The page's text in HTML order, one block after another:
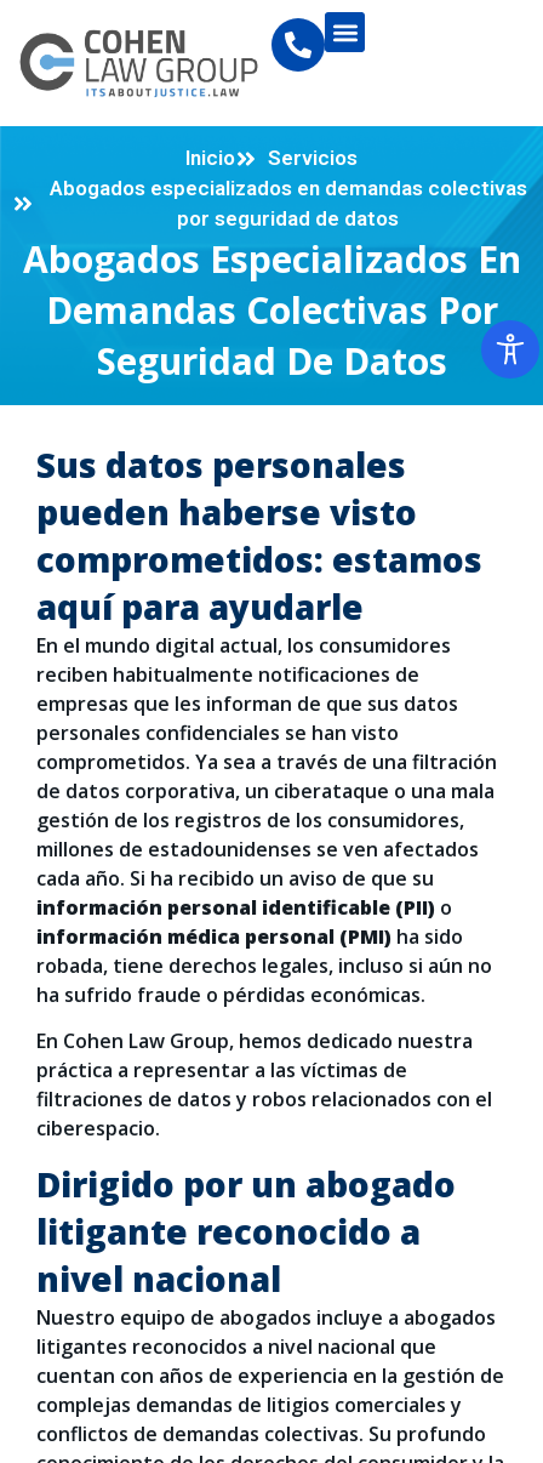
Inicio
Servicios
Abogados especializados en demandas colectivas
por seguridad de datos
Abogados Especializados En
Demandas Colectivas Por
Seguridad De Datos
Sus datos personales
pueden haberse visto
comprometidos: estamos
aquí para ayudarle
En el mundo digital actual, los consumidores
reciben habitualmente notificaciones de
empresas que les informan de que sus datos
personales confidenciales se han visto
comprometidos. Ya sea a través de una filtración
de datos corporativa, un ciberataque o una mala
gestión de los registros de los consumidores,
millones de estadounidenses se ven afectados
cada año. Si ha recibido un aviso de que su
información personal identificable (PII) o
información médica personal (PMI) ha sido
robada, tiene derechos legales, incluso si aún no
ha sufrido fraude o pérdidas económicas.
En Cohen Law Group, hemos dedicado nuestra
práctica a representar a las víctimas de
filtraciones de datos y robos relacionados con el
ciberespacio.
Dirigido por un abogado
litigante reconocido a
nivel nacional
Nuestro equipo de abogados incluye a abogados
litigantes reconocidos a nivel nacional que
cuentan con años de experiencia en la gestión de
complejas demandas de litigios comerciales y
conflictos de demandas colectivas. Su profundo